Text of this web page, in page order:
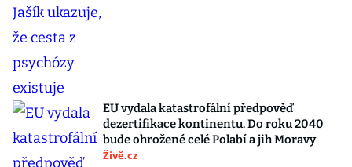
EU vydala katastrofální předpověď
dezertifikace kontinentu. Do roku 2040
bude ohrožené celé Polabí a jih Moravy
Živě.cz